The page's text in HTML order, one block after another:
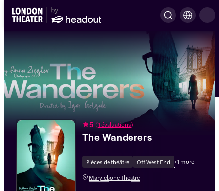
5 (1 évaluations)
The Wanderers
Pièces de théâtre Off West End +1 more
Marylebone Theatre